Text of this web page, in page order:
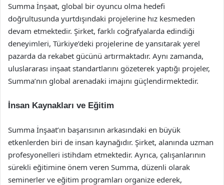
Summa İnşaat, global bir oyuncu olma hedefi
doğrultusunda yurtdışındaki projelerine hız kesmeden
devam etmektedir. Şirket, farklı coğrafyalarda edindiği
deneyimleri, Türkiye’deki projelerine de yansıtarak yerel
pazarda da rekabet gücünü artırmaktadır. Aynı zamanda,
uluslararası inşaat standartlarını gözeterek yaptığı projeler,
Summa’nın global arenadaki imajını güçlendirmektedir.
İnsan Kaynakları ve Eğitim
Summa İnşaat’ın başarısının arkasındaki en büyük
etkenlerden biri de insan kaynağıdır. Şirket, alanında uzman
profesyonelleri istihdam etmektedir. Ayrıca, çalışanlarının
sürekli eğitimine önem veren Summa, düzenli olarak
seminerler ve eğitim programları organize ederek,